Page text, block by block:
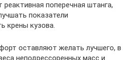
поперечная штанга,
показатели
крены кузова.
оставляют желать лучшего, в
неподрессоренных масс и